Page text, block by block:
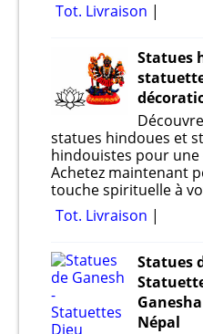
Tot. Livraison
Statues
statues hindoues et
hindouistes pour
Achetez maintenant
touche spirituelle à
Tot. Livraison
Statues
Népal